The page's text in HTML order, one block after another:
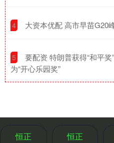
4 大资本优配 高市早苗G20
5
要配资 特朗普获得“和平
为“开心乐园奖”
恒正
恒正